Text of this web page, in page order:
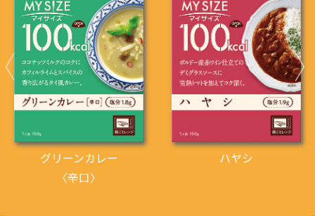
グリーンカレー
〈辛口〉
ハヤシ